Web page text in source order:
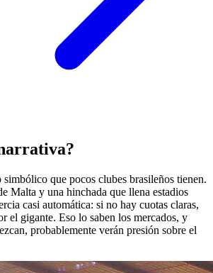
simbólico que pocos clubes brasileños tienen.
Malta y una hinchada que llena estadios
casi automática: si no hay cuotas claras,
el gigante. Eso lo saben los mercados, y
probablemente verán presión sobre el